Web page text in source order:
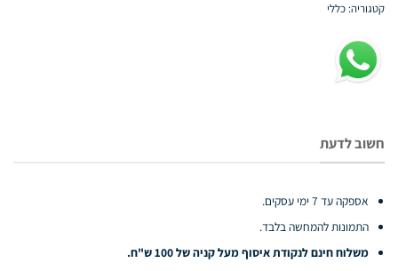
קטגוריה: כללי
חשוב לדעת
אספקה עד 7 ימי עסקים.
התמונות להמחשה בלבד.
משלוח חינם לנקודת איסוף מעל קניה של 100 ש"ח.